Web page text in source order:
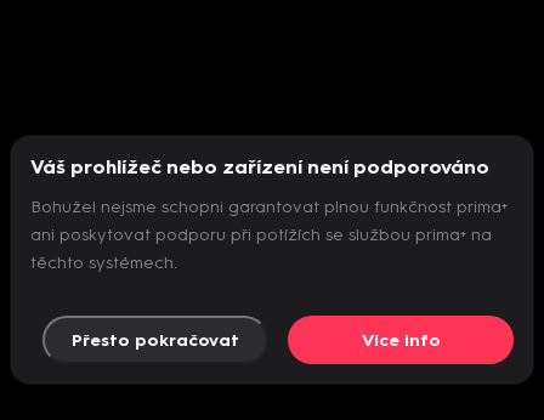
Nepodařilo se inicializovat přehrávač
Váš prohlížeč nebo zařízení není podporováno
Bohužel nejsme schopni garantovat plnou funkčnost prima+
ani poskytovat podporu při potížích se službou prima+ na
těchto systémech.
Přesto pokračovat Více info